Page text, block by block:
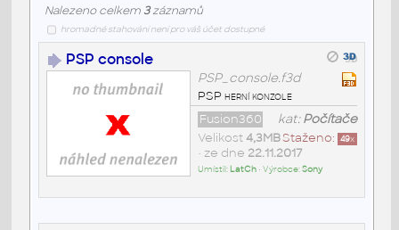
Nalezeno celkem 3záznamů
hromadné stahování není pro váš účet dostupné
PSP console
PSP_console.f3d
PSP herní konzole
kat:Počítače
Fusion360
Staženo: 49x
Velikost 4,3MB
• ze dne 22.11.2017
Umístil: LatCh• Výrobce:Sony